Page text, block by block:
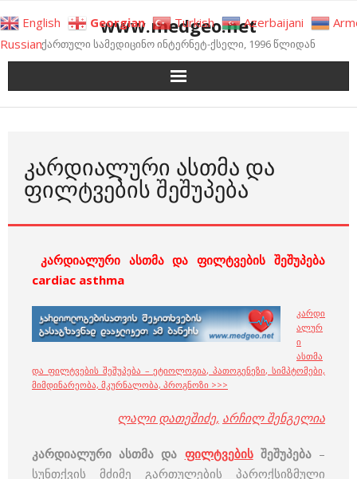
to
content
www.medgeo.net
ქართული სამედიცინო ინტერნეტ-ქსელი, 1996 წლიდან
ᲙᲐᲠᲓᲘᲐᲚᲣᲠᲘ ᲐᲡᲗᲛᲐ ᲓᲐ
ᲤᲘᲚᲢᲕᲔᲑᲘᲡ ᲨᲔᲨᲣᲞᲔᲑᲐ
კარდიალური ასთმა და ფილტვების შეშუპება
cardiac asthma
კარდი
ალურ
ი
ასთმა
და ფილტვების შეშუპება – ეტიოლოგია, პათოგენეზი, სიმპტომები,
მიმდინარეობა, მკურნალობა, პროგნოზი >>>
ლალი დათეშიძე, არჩილ შენგელია
კარდიალური ასთმა და ფილტვებისშეშუპება–
სუნთქვის მძიმე გართულების პაროქსიზმული
English Georgian Turkish Azerbaijani
Russian